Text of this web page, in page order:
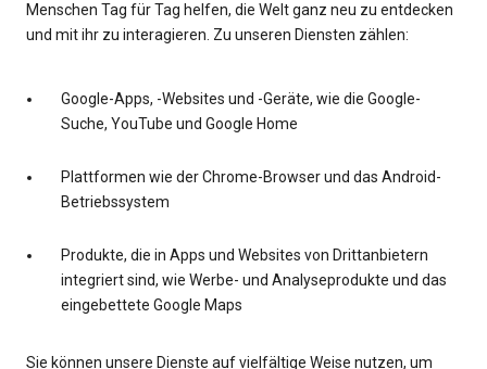
Menschen Tag für Tag helfen, die Welt ganz neu zu entdecken
und mit ihr zu interagieren. Zu unseren Diensten zählen:
Google-Apps, -Websites und -Geräte, wie die Google-
Suche, YouTube und Google Home
Plattformen wie der Chrome-Browser und das Android-
Betriebssystem
Produkte, die in Apps und Websites von Drittanbietern
integriert sind, wie Werbe- und Analyseprodukte und das
eingebettete Google Maps
Sie können unsere Dienste auf vielfältige Weise nutzen, um